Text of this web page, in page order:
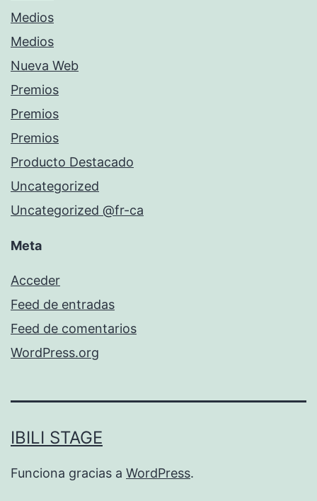
Medios
Medios
Nueva Web
Premios
Premios
Premios
Producto Destacado
Uncategorized
Uncategorized @fr-ca
Meta
Acceder
Feed de entradas
Feed de comentarios
WordPress.org
IBILI STAGE
Funciona gracias a WordPress.